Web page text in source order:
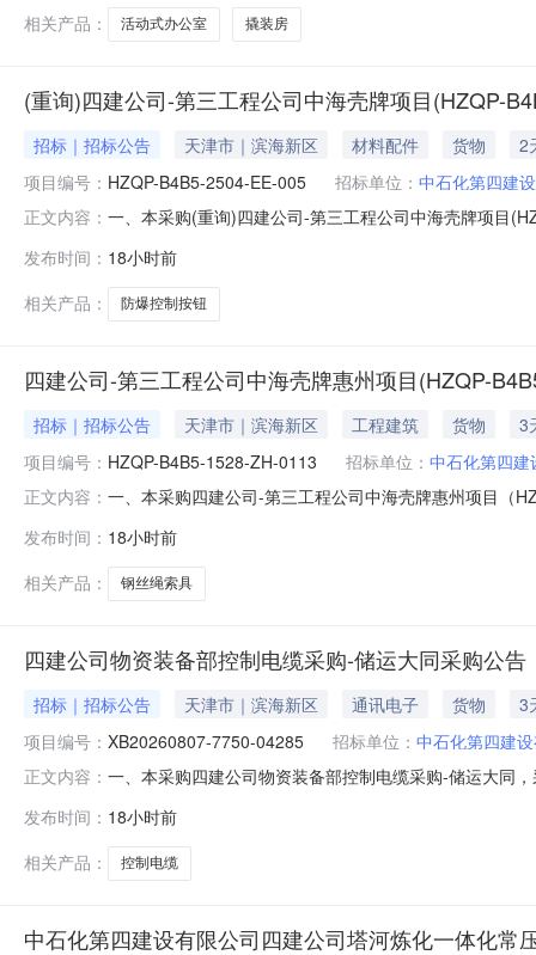
相关产品：
活动式办公室 撬装房
(重询)四建公司-第三工程公司中海壳牌项目(HZQP-
招标｜招标公告 天津市｜滨海新区 材料配件 货物
2
项目编号： HZQP-B4B5-2504-EE-005 招标单位： 中石化第四建
正文内容： 一、本采购(重询)四建公司-第三工程公司中海壳牌项目
ExdeⅡCGb-IP65-WF26.0PC2026-09-15中石化第四建
发布时间： 18小时前
相关产品：
防爆控制按钮
四建公司-第三工程公司中海壳牌惠州项目(HZQP-
招标｜招标公告 天津市｜滨海新区 工程建筑 货物
3
项目编号： HZQP-B4B5-1528-ZH-0113 招标单位： 中石化第四建
正文内容： 一、本采购四建公司-第三工程公司中海壳牌惠州项目（
22中石化第四建设有限公司物装设备项目工厂/
发布时间： 18小时前
相关产品：
钢丝绳索具
四建公司物资装备部控制电缆采购-储运大同采购公告
招标｜招标公告 天津市｜滨海新区 通讯电子 货物
3
项目编号： XB20260807-7750-04285 招标单位： 中石化第四建
正文内容： 一、本采购四建公司物资装备部控制电缆采购-储运大同
限公司物装设备项目工厂/本部物资库
发布时间： 18小时前
相关产品：
控制电缆
中石化第四建设有限公司四建公司塔河炼化一体化